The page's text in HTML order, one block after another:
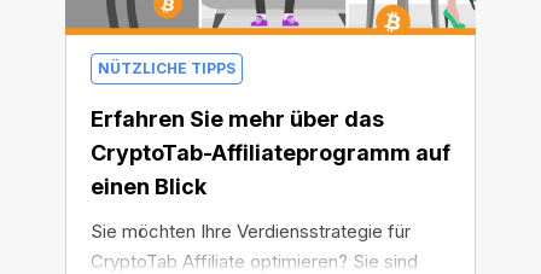
NÜTZLICHE TIPPS
Erfahren Sie mehr über das
CryptoTab-Affiliateprogramm auf
einen Blick
Sie möchten Ihre Verdiensstrategie für
CryptoTab Affiliate optimieren? Sie sind